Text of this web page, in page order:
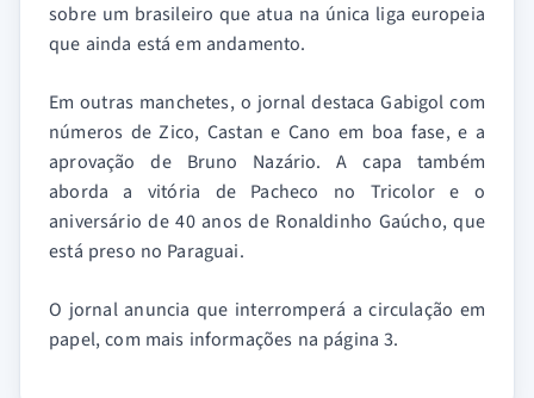
sobre um brasileiro que atua na única liga europeia
que ainda está em andamento.
Em outras manchetes, o jornal destaca Gabigol com
números de Zico, Castan e Cano em boa fase, e a
aprovação de Bruno Nazário. A capa também
aborda a vitória de Pacheco no Tricolor e o
aniversário de 40 anos de Ronaldinho Gaúcho, que
está preso no Paraguai.
O jornal anuncia que interromperá a circulação em
papel, com mais informações na página 3.